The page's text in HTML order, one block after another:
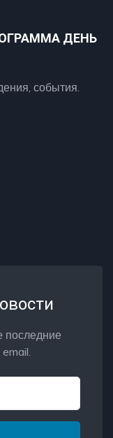
ДЕНЬ
события.
последние